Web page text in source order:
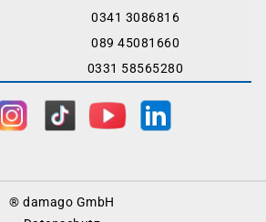
0341 3086816
089 45081660
0331 58565280
® damago GmbH